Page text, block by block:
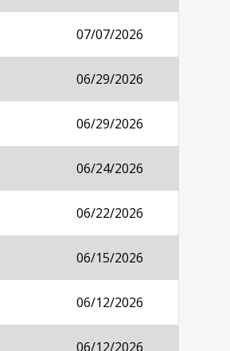
07/07/2026
06/29/2026
06/29/2026
06/24/2026
06/22/2026
06/15/2026
06/12/2026
06/12/2026